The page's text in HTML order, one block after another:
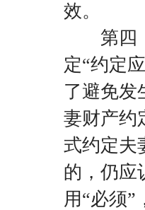
效。
第四，
定“约定
了避免发
妻财产约
式约定夫
的，仍应
用“必须”